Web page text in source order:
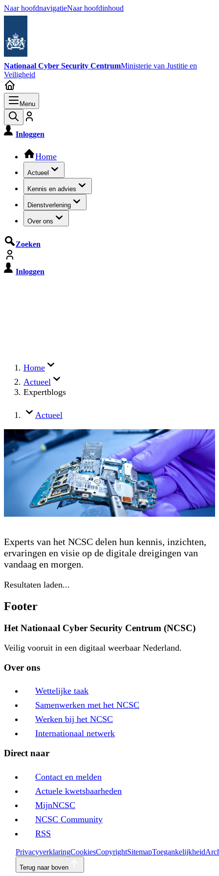
Naar hoofdnavigatieNaar hoofdinhoud
Nationaal Cyber Security CentrumMinisterie van Justitie en
Veiligheid
Menu
Inloggen
Hoofdnavigatie
Home
Actueel
Kennis en advies
Dienstverlening
Over ons
Zoeken
Inloggen
Home
Actueel
Expertblogs
Actueel
Experts van het NCSC delen hun kennis, inzichten,
ervaringen en visie op de digitale dreigingen van
vandaag en morgen.
Resultaten laden...
Footer
Het Nationaal Cyber Security Centrum (NCSC)
Veilig vooruit in een digitaal weerbaar Nederland.
Over ons
Wettelijke taak
Samenwerken met het NCSC
Werken bij het NCSC
Internationaal netwerk
Direct naar
Contact en melden
Actuele kwetsbaarheden
MijnNCSC
NCSC Community
RSS
PrivacyverklaringCookiesCopyrightSitemapToegankelijkheid
Terug naar boven